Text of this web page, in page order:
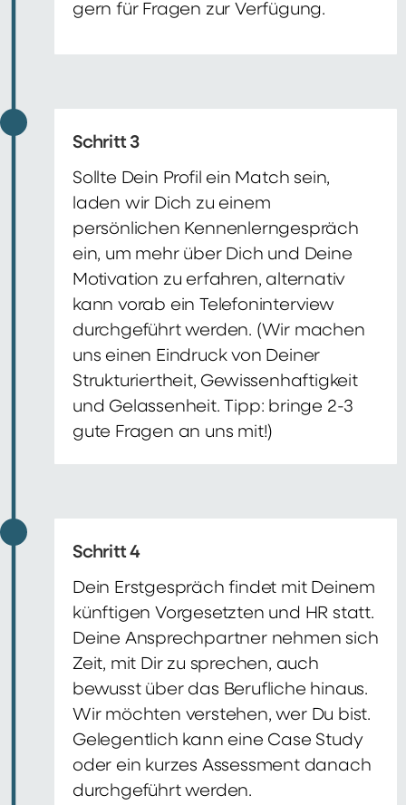
gern für Fragen zur Verfügung.
Schritt 3
Sollte Dein Profil ein Match sein,
laden wir Dich zu einem
persönlichen Kennenlerngespräch
ein, um mehr über Dich und Deine
Motivation zu erfahren, alternativ
kann vorab ein Telefoninterview
durchgeführt werden. (Wir machen
uns einen Eindruck von Deiner
Strukturiertheit, Gewissenhaftigkeit
und Gelassenheit. Tipp: bringe 2-3
gute Fragen an uns mit!)
Schritt 4
Dein Erstgespräch findet mit Deinem
künftigen Vorgesetzten und HR statt.
Deine Ansprechpartner nehmen sich
Zeit, mit Dir zu sprechen, auch
bewusst über das Berufliche hinaus.
Wir möchten verstehen, wer Du bist.
Gelegentlich kann eine Case Study
oder ein kurzes Assessment danach
durchgeführt werden.